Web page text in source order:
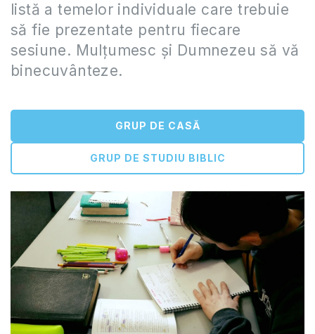
listă a temelor individuale care trebuie
să fie prezentate pentru fiecare
sesiune. Mulțumesc și Dumnezeu să vă
binecuvânteze.
GRUP DE CASĂ
GRUP DE STUDIU BIBLIC